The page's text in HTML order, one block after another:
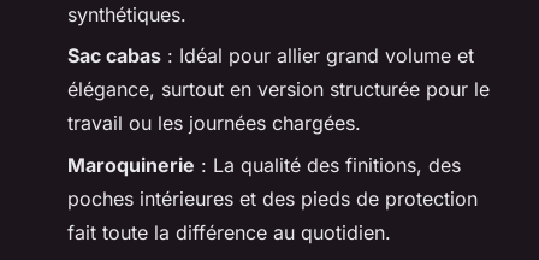
synthétiques.
Sac cabas : Idéal pour allier grand volume et
élégance, surtout en version structurée pour le
travail ou les journées chargées.
Maroquinerie : La qualité des finitions, des
poches intérieures et des pieds de protection
fait toute la différence au quotidien.